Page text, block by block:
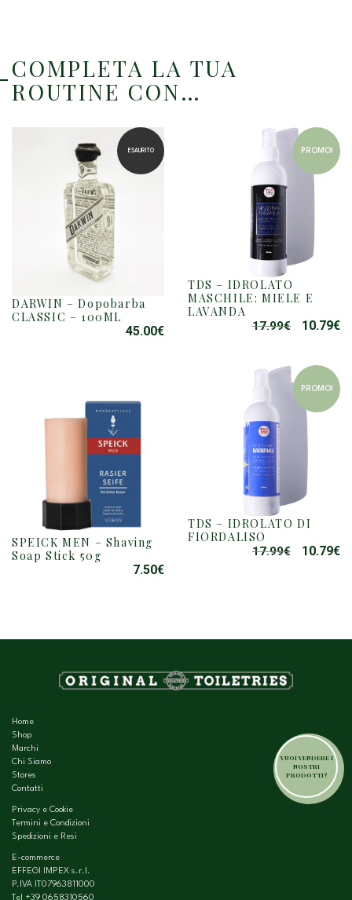
COMPLETA LA TUA
ROUTINE CON…
ESAURITO
DARWIN – Dopobarba
CLASSIC – 100ML
45.00€
PROMO!
TDS – IDROLATO
MASCHILE: MIELE E
LAVANDA
17.99€
IL
17.99€.
10.79€IL
SPEICK MEN – Shaving
Soap Stick 50g
7.50€
PROMO!
TDS – IDROLATO DI
FIORDALISO
17.99€
IL
10.79€IL
VUOI VENDERE I
NOSTRI
PRODOTTI?
Home
Shop
Marchi
Chi Siamo
Stores
Contatti
Privacy e Cookie
Termini e Condizioni
Spedizioni e Resi
E-commerce
EFFEGI IMPEX s.r.l.
P.IVA IT07963811000
Tel +39 0658310560